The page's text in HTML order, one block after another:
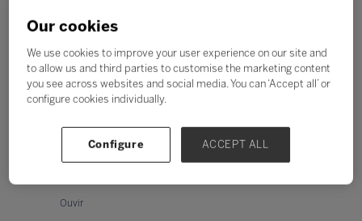
Ouvir
Our cookies
We use cookies to improve your user experience on our site and
to allow us and third parties to customise the marketing content
you see across websites and social media. You can ‘Accept all’ or
configure cookies individually.
Configure ACCEPT ALL